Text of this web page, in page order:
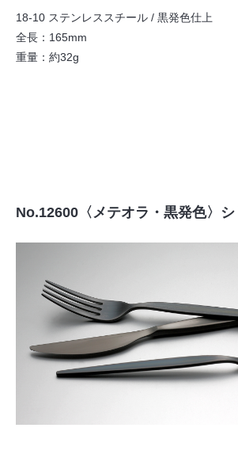
18-10 ステンレススチール / 黒発色仕上
全長：165mm
重量：約32g
No.12600〈メテオラ・黒発色〉